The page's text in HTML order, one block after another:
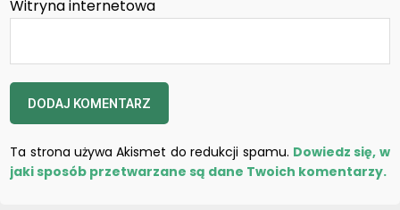
Witryna internetowa
Ta strona używa Akismet do redukcji spamu. Dowiedz się, w
jaki sposób przetwarzane są dane Twoich komentarzy.